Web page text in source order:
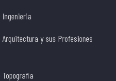
Ingenieria
y sus Profesiones